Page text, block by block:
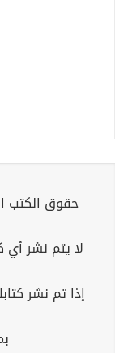
حقوق الكتب
لا يتم نشر
إذا تم نشر